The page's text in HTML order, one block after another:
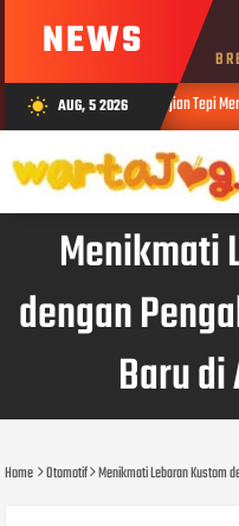
NEWS
wb_sunny AUG, 5 2026
MBI Jogja Gelar Kajian Tepi Merapi
Menikmati
dengan
Baru
Home Otomotif Menikmati Lebaran Kustom